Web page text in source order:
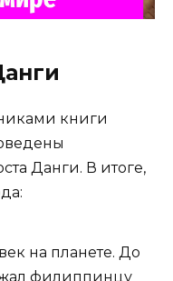
книги
Данги. В итоге,
на планете. До
филиппинцу